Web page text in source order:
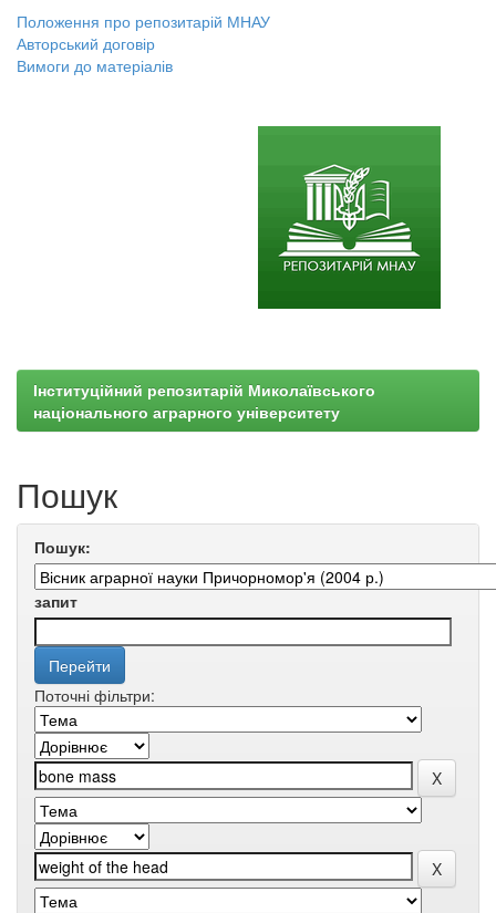
Положення про репозитарій МНАУ
Авторський договір
Вимоги до матеріалів
Інституційний репозитарій Миколаївського
національного аграрного університету
Пошук
Пошук:
запит
Поточні фільтри: